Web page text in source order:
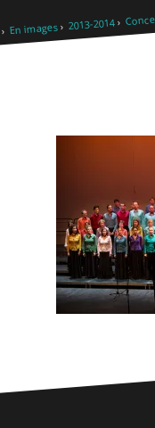
En images 2013-2014